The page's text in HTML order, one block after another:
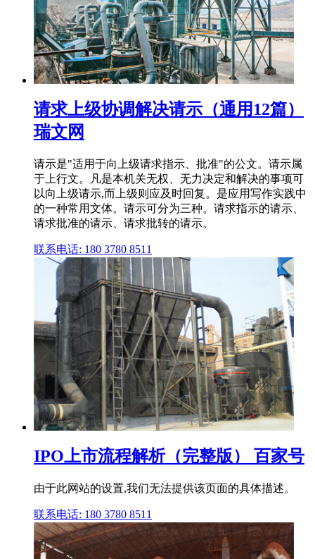
请求上级协调解决请示（通用12篇）
瑞文网
请示是"适用于向上级请求指示、批准"的公文。请示属
于上行文。凡是本机关无权、无力决定和解决的事项可
以向上级请示,而上级则应及时回复。是应用写作实践中
的一种常用文体。请示可分为三种。请求指示的请示、
请求批准的请示、请求批转的请示。
联系电话: 180 3780 8511
IPO上市流程解析（完整版） 百家号
由于此网站的设置,我们无法提供该页面的具体描述。
联系电话: 180 3780 8511